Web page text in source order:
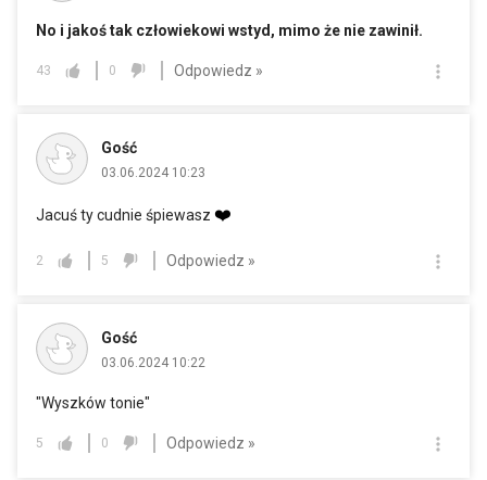
No i jakoś tak człowiekowi wstyd, mimo że nie zawinił.
43 0 Odpowiedz »
Gość
03.06.2024 10:23
Jacuś ty cudnie śpiewasz ❤️
2 5 Odpowiedz »
Gość
03.06.2024 10:22
"Wyszków tonie"
5 0 Odpowiedz »